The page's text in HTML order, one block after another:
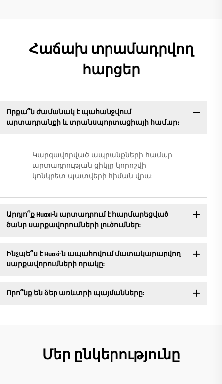
Հաճախ տրամադրվող
հարցեր
Որքա՞ն ժամանակ է պահանջվում
արտադրանքի և տրանսպորտացիայի համար։
Կարգավորված ապրանքների համար
արտադրության ցիկլը կորոշվի
կոնկրետ պատվերի հիման վրա:
Արդյո՞ք Huaxi-ն արտադրում է հարմարեցված
ծանր սարքավորումների լուծումներ:
Ինչպե՞ս է Huaxi-ն ապահովում մատակարարվող
սարքավորումների որակը:
Որո՞նք են ձեր առևտրի պայմանները:
Մեր ընկերությունը